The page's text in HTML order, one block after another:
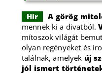
Hír A görög
mennek ki a divatból.
mítoszok világát
olyan regényeket és
találnak, amelyek új
jól ismert